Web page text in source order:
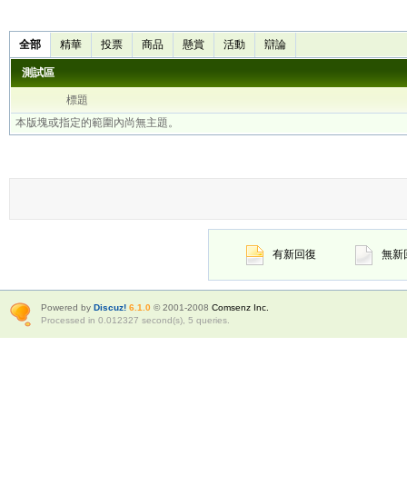
全部 精華 投票 商品 懸賞 活動 辯論
測試區
標題
本版塊或指定的範圍內尚無主題。
有新回復 無新
Powered by Discuz! 6.1.0© 2001-2008 Comsenz Inc.
Processed in 0.012327 second(s), 5 queries.